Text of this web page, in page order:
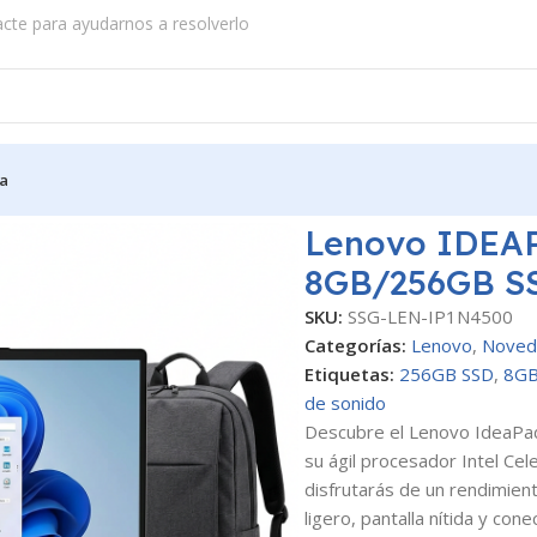
para ayudarnos a resolverlo
Lenovo
8GB/256GB
SKU: SSG-LEN-IP1N4500
Categorías: Lenovo,
Etiquetas: 256GB SSD,
de sonido
Descubre el Lenovo
su ágil procesador Intel
disfrutarás de un
ligero, pantalla nítida y